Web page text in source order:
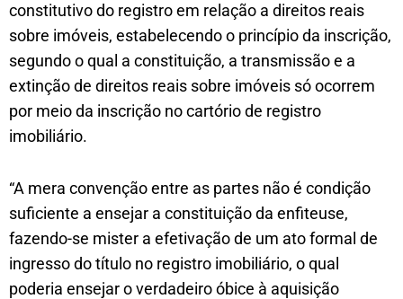
constitutivo do registro em relação a direitos reais
sobre imóveis, estabelecendo o princípio da inscrição,
segundo o qual a constituição, a transmissão e a
extinção de direitos reais sobre imóveis só ocorrem
por meio da inscrição no cartório de registro
imobiliário.
“A mera convenção entre as partes não é condição
suficiente a ensejar a constituição da enfiteuse,
fazendo-se mister a efetivação de um ato formal de
ingresso do título no registro imobiliário, o qual
poderia ensejar o verdadeiro óbice à aquisição